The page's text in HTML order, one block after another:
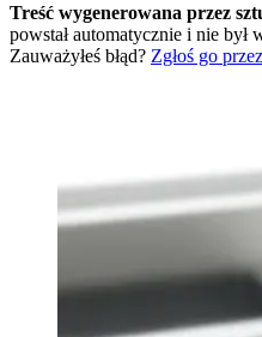
Treść wygenerowana przez
powstał automatycznie i nie
Zauważyłeś błąd? Zgłoś go